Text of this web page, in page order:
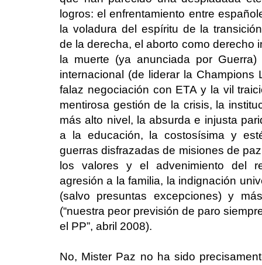
logros: el enfrentamiento entre
la voladura del espíritu de la
de la derecha, el aborto como derecho
la muerte (ya anunciada por
internacional (de liderar la
falaz negociación con ETA y la vil
mentirosa gestión de la crisis, la
más alto nivel, la absurda e injusta
a la educación, la costosísima y
guerras disfrazadas de misiones de
los valores y el advenimiento del
agresión a la familia, la indignación
(salvo presuntas excepciones) y
(“nuestra peor previsión de paro
el PP”, abril 2008).
No, Mister Paz no ha sido